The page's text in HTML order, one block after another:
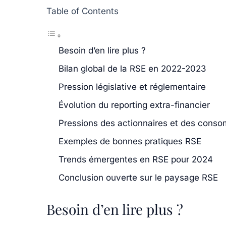
Table of Contents
Besoin d’en lire plus ?
Bilan global de la RSE en 2022-2023
Pression législative et réglementaire
Évolution du reporting extra-financier
Pressions des actionnaires et des
Exemples de bonnes pratiques RSE
Trends émergentes en RSE pour 2024
Conclusion ouverte sur le paysage RSE
Besoin d’en lire plus ?